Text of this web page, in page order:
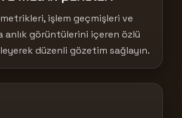
işlem geçmişleri ve
anlık görüntülerini içeren özlü
düzenli gözetim sağlayın.